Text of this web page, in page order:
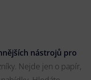
nástrojů pro
Nejde jen o papír,